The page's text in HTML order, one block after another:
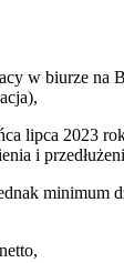
w biurze na
lipca 2023
i
minimum